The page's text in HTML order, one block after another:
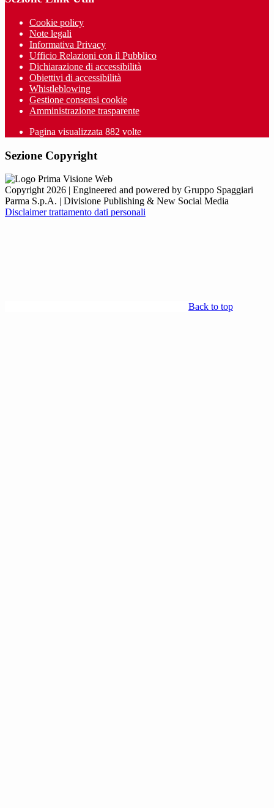
Cookie policy
Note legali
Informativa Privacy
Ufficio Relazioni con il Pubblico
Dichiarazione di accessibilità
Obiettivi di accessibilità
Whistleblowing
Gestione consensi cookie
Amministrazione trasparente
Pagina visualizzata 882 volte
Sezione Copyright
Copyright 2026 | Engineered and powered by Gruppo Spaggiari
Parma S.p.A. | Divisione Publishing & New Social Media
Disclaimer trattamento dati personali
Back to top